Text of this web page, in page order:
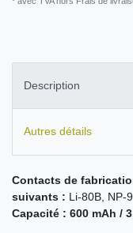
Description
Autres détails
Contacts de
suivants : Li-80B, NP-
Capacité : 600 mAh /